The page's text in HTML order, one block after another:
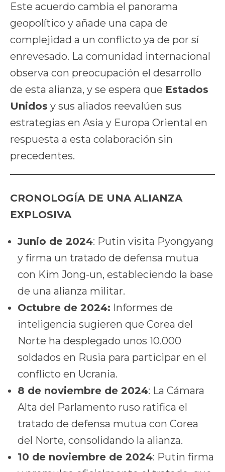
Este acuerdo cambia el panorama
geopolítico y añade una capa de
complejidad a un conflicto ya de por sí
enrevesado. La comunidad internacional
observa con preocupación el desarrollo
de esta alianza, y se espera que Estados
Unidos y sus aliados reevalúen sus
estrategias en Asia y Europa Oriental en
respuesta a esta colaboración sin
precedentes.
CRONOLOGÍA DE UNA ALIANZA
EXPLOSIVA
Junio ​​de 2024: Putin visita Pyongyang
y firma un tratado de defensa mutua
con Kim Jong-un, estableciendo la base
de una alianza militar.
Octubre de 2024: Informes de
inteligencia sugieren que Corea del
Norte ha desplegado unos 10.000
soldados en Rusia para participar en el
conflicto en Ucrania.
8 de noviembre de 2024: La Cámara
Alta del Parlamento ruso ratifica el
tratado de defensa mutua con Corea
del Norte, consolidando la alianza.
10 de noviembre de 2024: Putin firma